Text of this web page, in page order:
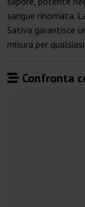
sangue rinomata.
Sativa garantisce
misura per
Confronta